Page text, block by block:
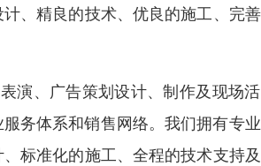
、精良的技术、优良的施工、完
演、广告策划设计、制作及现场
务体系和销售网络。我们拥有专
标准化的施工、全程的技术支持